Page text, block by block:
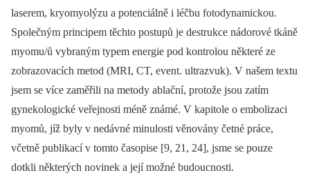
laserem, kryomyolýzu a potenciálně i léčbu fotodynamickou.
Společným principem těchto postupů je destrukce nádorové tkáně
myomu/ů vybraným typem energie pod kontrolou některé ze
zobrazovacích metod (MRI, CT, event. ultrazvuk). V našem textu
jsem se více zaměřili na metody ablační, protože jsou zatím
gynekologické veřejnosti méně známé. V kapitole o embolizaci
myomů, jíž byly v nedávné minulosti věnovány četné práce,
včetně publikací v tomto časopise [9, 21, 24], jsme se pouze
dotkli některých novinek a její možné budoucnosti.